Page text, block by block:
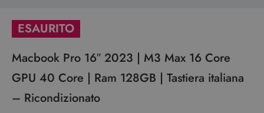
ESAURITO
Macbook Pro 16″ 2023 | M3 Max 16 Core
GPU 40 Core | Ram 128GB | Tastiera italiana
– Ricondizionato